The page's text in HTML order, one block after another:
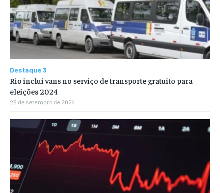
Destaque 3
Rio inclui vans no serviço de transporte gratuito para
eleições 2024
28 de setembro de 2024